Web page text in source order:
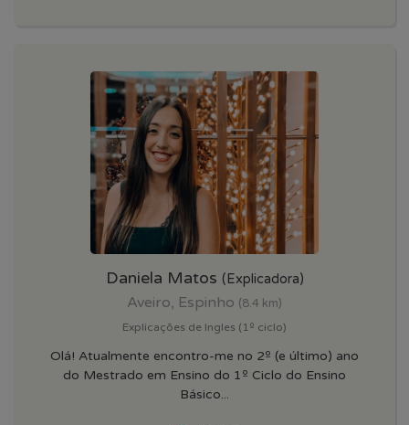
Daniela Matos (Explicadora)
Aveiro, Espinho (8.4 km)
Explicações de Ingles (1º ciclo)
Olá! Atualmente encontro-me no 2º (e último) ano
do Mestrado em Ensino do 1º Ciclo do Ensino
Básico...